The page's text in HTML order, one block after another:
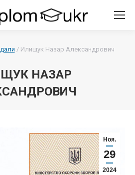
/ Илищук Назар Александрович
НАЗАР
Ноя.
29
2024